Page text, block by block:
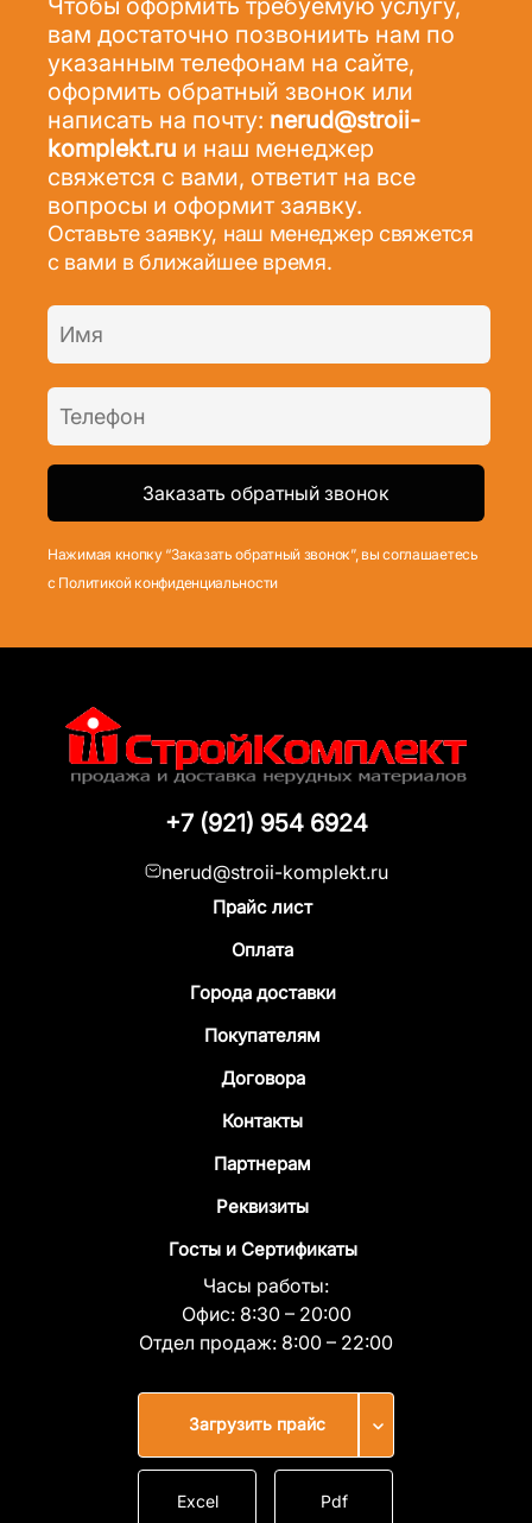
Чтобы оформить требуемую услугу,
вам достаточно позвониить нам по
указанным телефонам на сайте,
оформить обратный звонок или
написать на почту: nerud@stroii-
komplekt.ru и наш менеджер
свяжется с вами, ответит на все
вопросы и оформит заявку.
Оставьте заявку, наш менеджер свяжется
с вами в ближайшее время.
Нажимая кнопку “Заказать обратный звонок”, вы соглашаетесь
с Политикой конфиденциальности
+7 (921) 954 6924
nerud@stroii-komplekt.ru
Прайс лист
Оплата
Города доставки
Покупателям
Договора
Контакты
Партнерам
Реквизиты
Госты и Сертификаты
Часы работы:
Офис: 8:30 – 20:00
Отдел продаж: 8:00 – 22:00
Загрузить прайс
Excel Pdf